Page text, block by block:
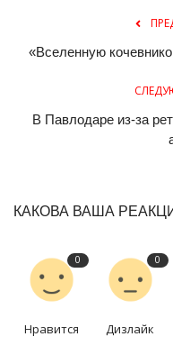
«Вселенную
В Павлодаре из-за
КАКОВА ВАША
0
Нравится
0
Дизлайк